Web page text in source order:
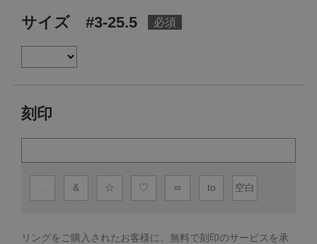
サイズ #3-25.5
刻印
. & ☆ ♡ ∞ to 空白
リングをご購入されたお客様に、無料で刻印のサービスを承